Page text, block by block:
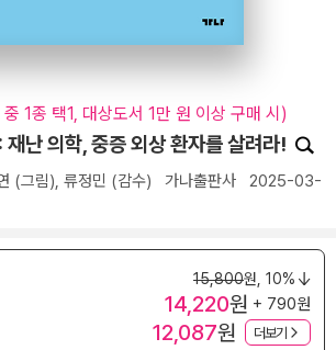
1종 택1, 대상도서 1만 원 이상 구매 시)
난 의학, 중증 외상 환자를 살려라!
(그림), 류정민 (감수) 가나출판사 2025-03-
15,800원, 10%
14,220원 + 790원
12,087원 더보기